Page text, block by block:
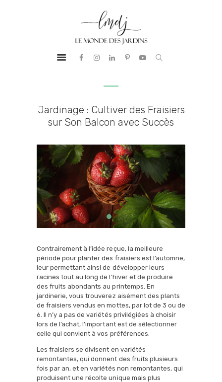
LE MONDE DES JARDINS
Aménagement Paysager
PRESTATIONS
D’ÉTUDES
NOTRE ADN
CONSEILS
Jardinage : Cultiver des Fraisiers
sur Son Balcon avec Succès
Contrairement à l’idée reçue, la meilleure
période pour planter des fraisiers est l’automne,
leur permettant ainsi de développer leurs
racines tout au long de l’hiver et de produire
des fruits abondants au printemps. En
jardinerie, vous trouverez aisément des plants
de fraisiers vendus en mottes, par lot de 3 ou de
6. Il n’y a pas de variétés privilégiées à choisir
lors de l’achat, l’important est de sélectionner
celle qui convient à vos préférences.
Les fraisiers se divisent en variétés
remontantes, qui donnent des fruits plusieurs
fois par an, et en variétés non remontantes, qui
produisent une récolte unique mais plus